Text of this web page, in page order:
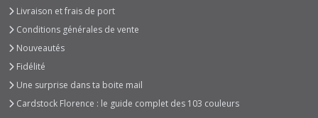
Livraison et frais de port
Conditions générales de vente
Nouveautés
Fidélité
Une surprise dans ta boite mail
Cardstock Florence : le guide complet des 103 couleurs